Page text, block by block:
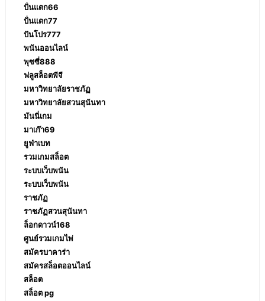
ปั่นแตก66
ปั่นแตก77
ปันโปร777
พนันออนไลน์
พุซซี่888
ฟลูสล็อตพีจี
มหาวิทยาลัยราชภัฏ
มหาวิทยาลัยสวนสุนันทา
มันนี่เกม
มาเก๊า69
ยูฟ่าเบท
รวมเกมสล็อต
ระบบเว็บพนัน
ระบบเว็บพนัน
ราชภัฏ
ราชภัฏสวนสุนันทา
ล็อกดาวน์168
ศูนย์รวมเกมไพ่
สมัครบาคาร่า
สมัครสล็อตออนไลน์
สล็อต
สล็อต pg